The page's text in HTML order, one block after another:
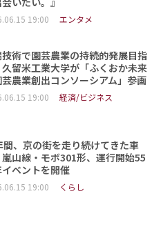
19:00 エンタメ
技術で園芸農業の持続的発展目指
留米工業大学が「ふくおか未来
芸農業創出コンソーシアム」参画
19:00 経済/ビジネス
間、京の街を走り続けてきた車
山線・モボ301形、運行開始55
ベントを開催
19:00 くらし